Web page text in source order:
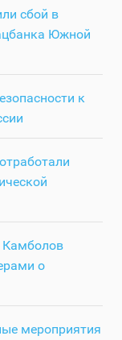
сбой в
Южной
к
Камболов
о
мероприятия